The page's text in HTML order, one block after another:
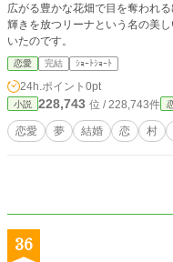
広がる豊かな花畑で目を奪われ
輝きを放つリーナという名の美
いたのです。
恋愛 完結 ｼｮｰﾄｼｮｰﾄ
24h.ポイント 0pt
小説 228,743 位 / 228,743件
恋愛 夢 結婚 恋 村
36